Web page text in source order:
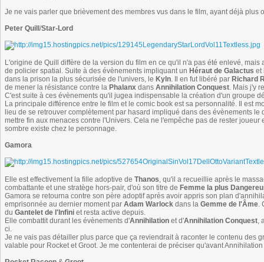
Je ne vais parler que brièvement des membres vus dans le film, ayant déjà plus
Peter Quill /Star-Lord
L'origine de Quill diffère de la version du film en ce qu'il n'a pas été enlevé,
de policier spatial. Suite à des évènements impliquant un Héraut de Galactus et
dans la prison la plus sécurisée de l'univers, le Kyln. Il en fut libéré par Richard
de mener la résistance contre la Phalanx dans Annihilation Conquest. Mais j'y
C'est suite à ces évènements qu'il jugea indispensable la création d'un groupe
La principale différence entre le film et le comic book est sa personnalité. Il est
lieu de se retrouver complètement par hasard impliqué dans des évènements
mettre fin aux menaces contre l'Univers. Cela ne l'empêche pas de rester
sombre existe chez le personnage.
Gamora
Elle est effectivement la fille adoptive de Thanos, qu'il a recueillie après le
combattante et une stratège hors-pair, d'où son titre de Femme la plus
Gamora se retourna contre son père adoptif après avoir appris son plan
emprisonnée au dernier moment par Adam Warlock dans la Gemme de l'Âme.
du Gantelet de l'Infini et resta active depuis.
Elle combattit durant les évènements d'Annihilation et d'Annihilation Conquest,
ci.
Je ne vais pas détailler plus parce que ça reviendrait à raconter le contenu des
valable pour Rocket et Groot. Je me contenterai de préciser qu'avant